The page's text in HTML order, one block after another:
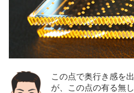
この点で奥行き感を
が、この点の有る無